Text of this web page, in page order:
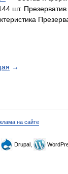
шт.
→
на сайте
Drupal,